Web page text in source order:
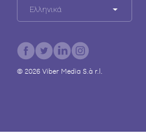
Ελληνικά
© 2026Viber Media S.à r.l.